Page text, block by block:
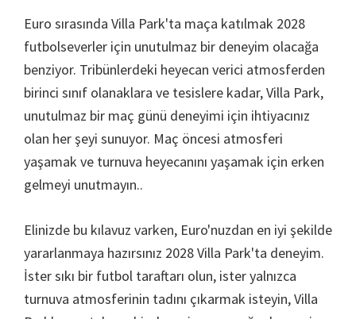
Euro sırasında Villa Park'ta maça katılmak 2028
futbolseverler için unutulmaz bir deneyim olacağa
benziyor. Tribünlerdeki heyecan verici atmosferden
birinci sınıf olanaklara ve tesislere kadar, Villa Park,
unutulmaz bir maç günü deneyimi için ihtiyacınız
olan her şeyi sunuyor. Maç öncesi atmosferi
yaşamak ve turnuva heyecanını yaşamak için erken
gelmeyi unutmayın..
Elinizde bu kılavuz varken, Euro'nuzdan en iyi şekilde
yararlanmaya hazırsınız 2028 Villa Park'ta deneyim.
İster sıkı bir futbol taraftarı olun, ister yalnızca
turnuva atmosferinin tadını çıkarmak isteyin, Villa